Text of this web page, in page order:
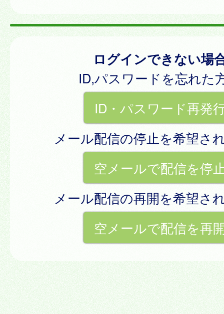
ログインできない場
ID,パスワードを忘れた
ID・パスワード再発
メール配信の停止を希望さ
空メールで配信を停
メール配信の再開を希望さ
空メールで配信を再